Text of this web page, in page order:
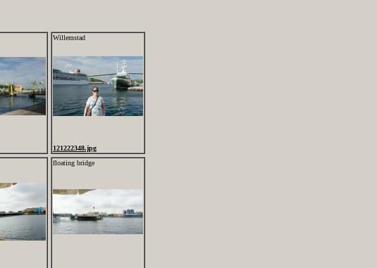
Willemstad
121222348.jpg
floating bridge